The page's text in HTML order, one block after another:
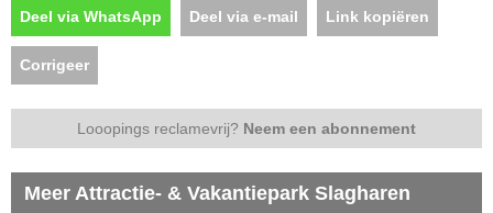
Deel via WhatsApp Deel via e-mail Link kopiëren
Corrigeer
Looopings reclamevrij? Neem een abonnement
Meer Attractie- & Vakantiepark Slagharen